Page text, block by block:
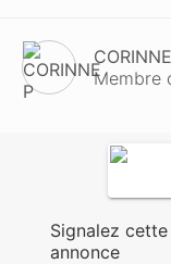
Membre
Signalez cette
annonce